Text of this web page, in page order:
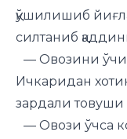
қўшилишиб
силтаниб
— Овозини
Ичкаридан
зардали
— Овози ўчса